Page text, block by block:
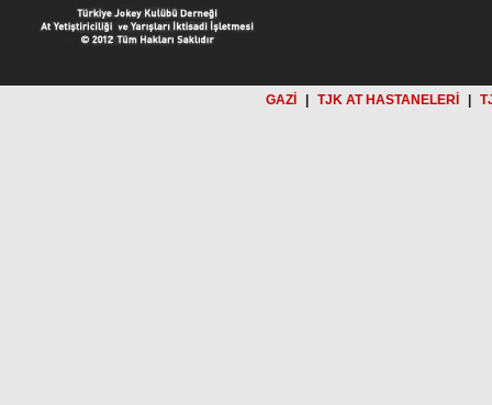
GAZİ TJK AT HASTANELERİ